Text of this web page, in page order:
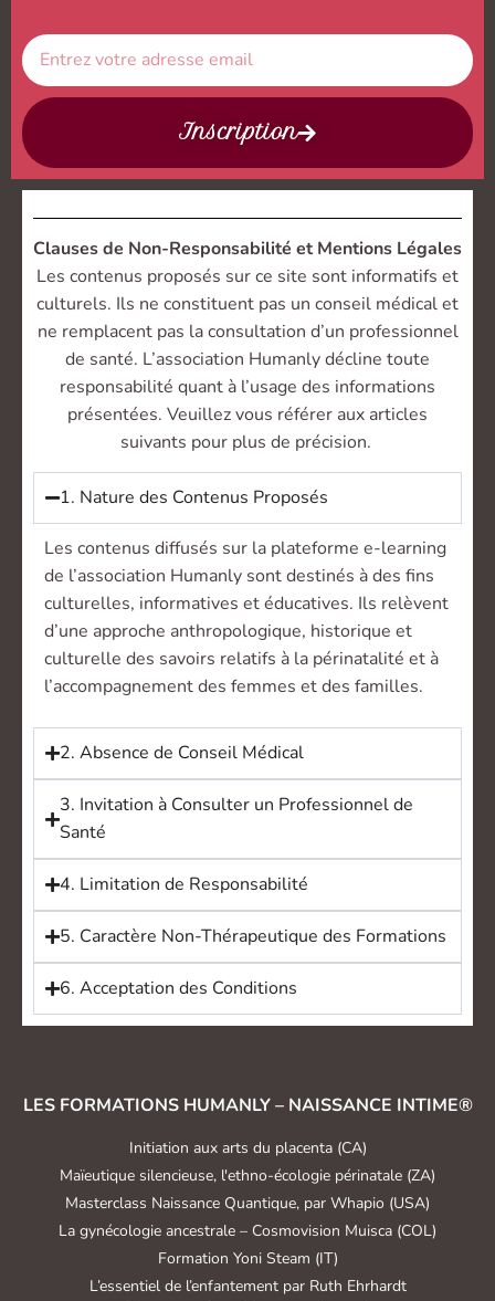
Inscription
Clauses de Non-Responsabilité et Mentions Légales
Les contenus proposés sur ce site sont informatifs et
culturels. Ils ne constituent pas un conseil médical et
ne remplacent pas la consultation d’un professionnel
de santé. L’association Humanly décline toute
responsabilité quant à l’usage des informations
présentées. Veuillez vous référer aux articles
suivants pour plus de précision.
1. Nature des Contenus Proposés
Les contenus diffusés sur la plateforme e-learning
de l’association Humanly sont destinés à des fins
culturelles, informatives et éducatives. Ils relèvent
d’une approche anthropologique, historique et
culturelle des savoirs relatifs à la périnatalité et à
l’accompagnement des femmes et des familles.
2. Absence de Conseil Médical
3. Invitation à Consulter un Professionnel de
Santé
4. Limitation de Responsabilité
5. Caractère Non-Thérapeutique des Formations
6. Acceptation des Conditions
LES FORMATIONS HUMANLY – NAISSANCE INTIME®
Initiation aux arts du placenta (CA)
Maïeutique silencieuse, l'ethno-écologie périnatale (ZA)
Masterclass Naissance Quantique, par Whapio (USA)
La gynécologie ancestrale – Cosmovision Muisca (COL)
Formation Yoni Steam (IT)
L’essentiel de l’enfantement par Ruth Ehrhardt